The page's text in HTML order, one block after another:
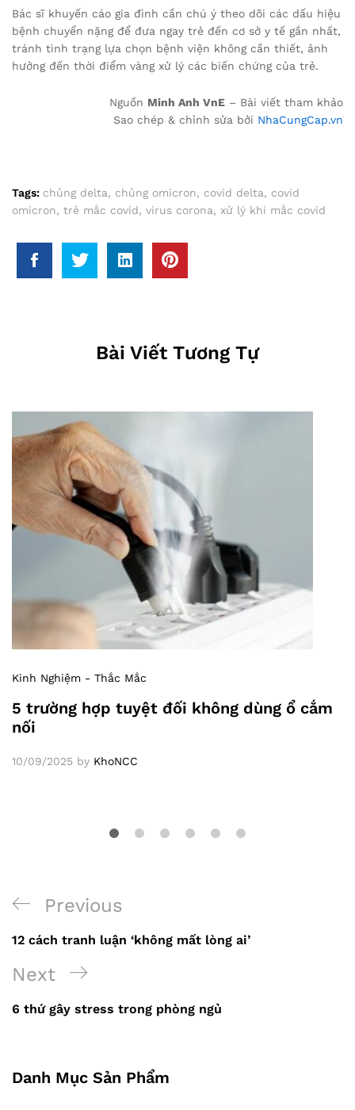
Bác sĩ khuyến cáo gia đình cần chú ý theo dõi các dấu hiệu
bệnh chuyển nặng để đưa ngay trẻ đến cơ sở y tế gần nhất,
tránh tình trạng lựa chọn bệnh viện không cần thiết, ảnh
hưởng đến thời điểm vàng xử lý các biến chứng của trẻ.
Nguồn Minh Anh VnE – Bài viết tham khảo
Sao chép & chỉnh sửa bởi NhaCungCap.vn
Tags: chủng delta, chủng omicron, covid delta, covid
omicron, trẻ mắc covid, virus corona, xử lý khi mắc covid
Bài Viết Tương Tự
Kinh Nghiệm - Thắc Mắc
5 trường hợp tuyệt đối không dùng ổ cắm
nối
10/09/2025 by KhoNCC
hướng
bài
viết
Previous
Post
Previous
12 cách tranh luận ‘không mất lòng ai’
Next
Post
Next
6 thứ gây stress trong phòng ngủ
Danh Mục Sản Phẩm